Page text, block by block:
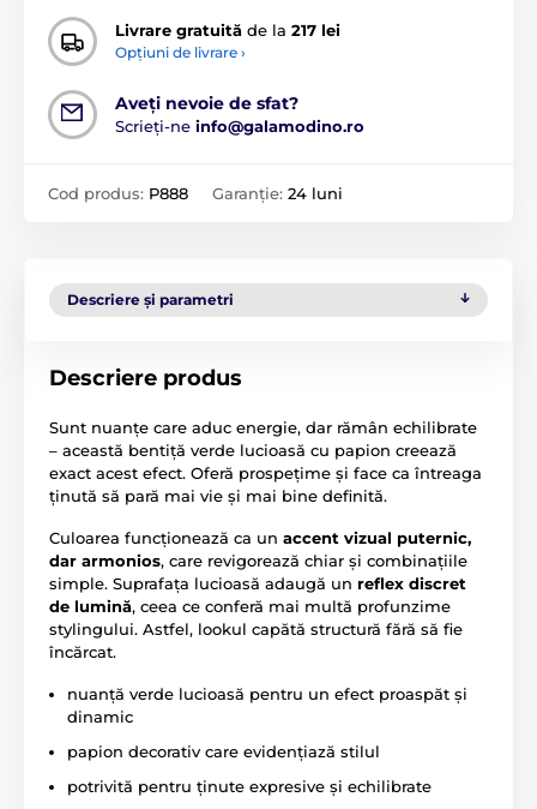
Livrare gratuită de la 217 lei
Opțiuni de livrare ›
Aveți nevoie de sfat?
Scrieți-ne info@galamodino.ro
Cod produs: P888 Garanție: 24 luni
Descriere și parametri
Descriere produs
Sunt nuanțe care aduc energie, dar rămân echilibrate
– această bentiță verde lucioasă cu papion creează
exact acest efect. Oferă prospețime și face ca întreaga
ținută să pară mai vie și mai bine definită.
Culoarea funcționează ca un accent vizual puternic,
dar armonios, care revigorează chiar și combinațiile
simple. Suprafața lucioasă adaugă un reflex discret
de lumină, ceea ce conferă mai multă profunzime
stylingului. Astfel, lookul capătă structură fără să fie
încărcat.
nuanță verde lucioasă pentru un efect proaspăt și
dinamic
papion decorativ care evidențiază stilul
potrivită pentru ținute expresive și echilibrate